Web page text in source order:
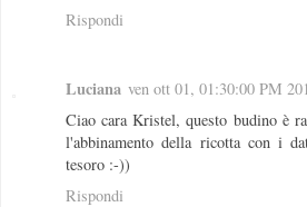
Rispondi
Luciana ven ott 01, 01:30:00 PM
Ciao cara Kristel, questo budino è
l'abbinamento della ricotta con i
tesoro :-))
Rispondi